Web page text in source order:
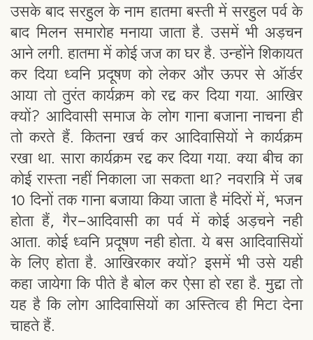
उसके बाद सरहुल के नाम हातमा बस्ती में सरहुल पर्व के
बाद मिलन समारोह मनाया जाता है. उसमें भी अड़चन
आने लगी. हातमा में कोई जज का घर है. उन्होंने शिकायत
कर दिया ध्वनि प्रदूषण को लेकर और ऊपर से ऑर्डर
आया तो तुरंत कार्यक्रम को रद्द कर दिया गया. आखिर
क्यों? आदिवासी समाज के लोग गाना बजाना नाचना ही
तो करते हैं. कितना खर्च कर आदिवासियों ने कार्यक्रम
रखा था. सारा कार्यक्रम रद्द कर दिया गया. क्या बीच का
कोई रास्ता नहीं निकाला जा सकता था? नवरात्रि में जब
10 दिनों तक गाना बजाया किया जाता है मंदिरों में, भजन
होता हैं, गैर-आदिवासी का पर्व में कोई अड़चने नही
आता. कोई ध्वनि प्रदूषण नही होता. ये बस आदिवासियों
के लिए होता है. आखिरकार क्यों? इसमें भी उसे यही
कहा जायेगा कि पीते है बोल कर ऐसा हो रहा है. मुद्दा तो
यह है कि लोग आदिवासियों का अस्तित्व ही मिटा देना
चाहते हैं.